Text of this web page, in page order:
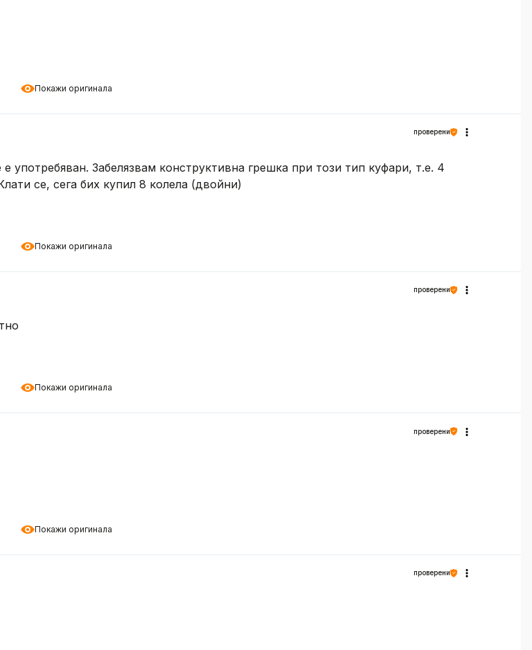
Покажи оригинала
Покажи оригинала
проверени
Забелязвам конструктивна грешка при този тип куфари, т.е. 4
се, сега бих купил 8 колела (двойни)
Покажи оригинала
проверени
Покажи оригинала
проверени
проверени